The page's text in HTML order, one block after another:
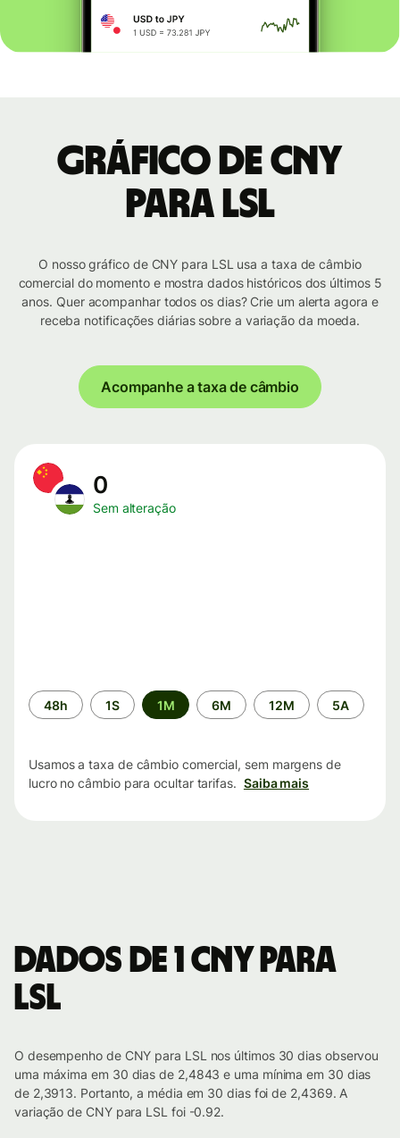
Gráfico de CNY
para LSL
O nosso gráfico de CNY para LSL usa a taxa de câmbio
comercial do momento e mostra dados históricos dos últimos 5
anos. Quer acompanhar todos os dias? Crie um alerta agora e
receba notificações diárias sobre a variação da moeda.
Acompanhe a taxa de câmbio
0
Sem alteração
Período
de
48h 1S 1M 6M 12M 5A
Usamos a taxa de câmbio comercial, sem margens de
lucro no câmbio para ocultar tarifas. Saiba mais
Dados de 1 CNY para
LSL
O desempenho de CNY para LSL nos últimos 30 dias observou
uma máxima em 30 dias de 2,4843 e uma mínima em 30 dias
de 2,3913. Portanto, a média em 30 dias foi de 2,4369. A
variação de CNY para LSL foi -0.92.